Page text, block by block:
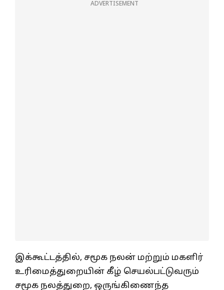
ADVERTISEMENT
இக்கூட்டத்தில், சமூக நலன் மற்றும் மகளிர்
உரிமைத்துறையின் கீழ் செயல்பட்டுவரும்
சமூக நலத்துறை, ஒருங்கிணைந்த